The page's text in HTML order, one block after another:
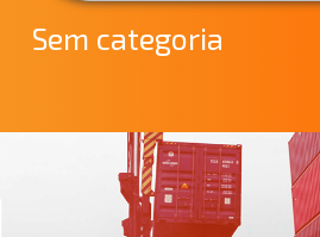
Sem categoria